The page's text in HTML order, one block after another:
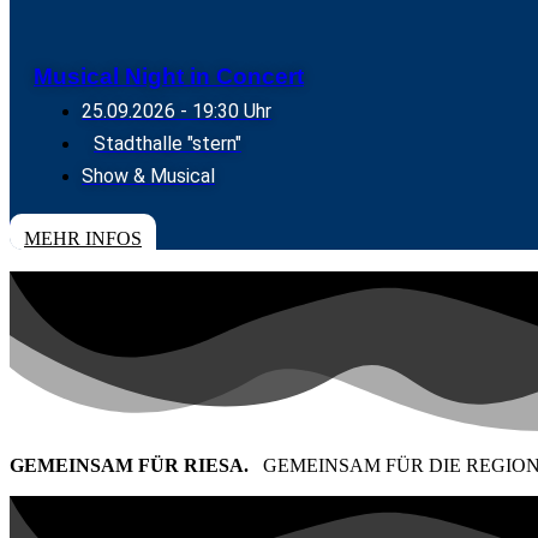
Musical Night in Concert
25.09.2026 - 19:30 Uhr
Stadthalle "stern"
Show & Musical
TICKETS
MEHR INFOS
GEMEINSAM FÜR RIESA. GEMEINSAM FÜR DIE